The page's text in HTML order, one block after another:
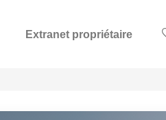
Extranet propriétaire